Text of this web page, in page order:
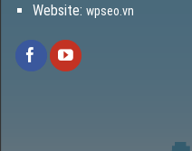
Website: wpseo.vn